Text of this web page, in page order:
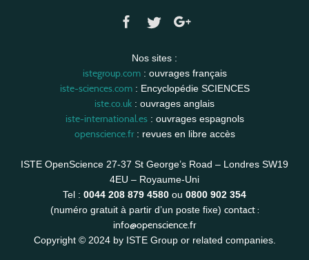
Nos sites :
istegroup.com: ouvrages français
iste-sciences.com: Encyclopédie SCIENCES
iste.co.uk : ouvrages anglais
iste-international.es: ouvrages espagnols
openscience.fr: revues en libre accès
ISTE OpenScience 27-37 St George’s Road – Londres SW19
4EU – Royaume-Uni
Tel : 0044 208 879 4580 ou 0800 902 354
(numéro gratuit à partir d’un poste fixe) contact :
info@openscience.fr
Copyright © 2024 by ISTE Group or related companies.